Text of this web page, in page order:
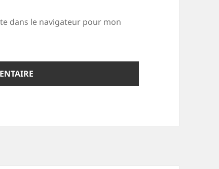
dans le navigateur pour mon